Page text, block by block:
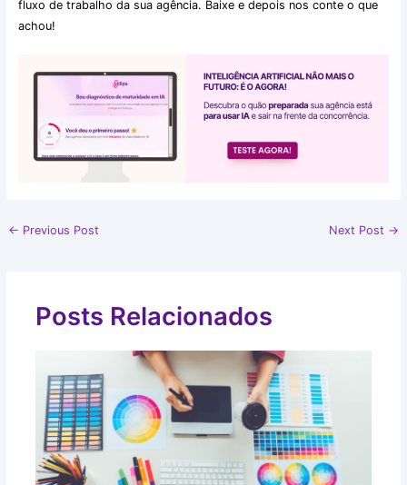
fluxo de trabalho da sua agência. Baixe e depois nos conte o que
achou!
← Previous Post Next Post →
Posts Relacionados